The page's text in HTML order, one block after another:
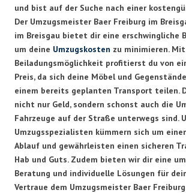
und bist auf der Suche nach einer
Der Umzugsmeister Baer Freiburg im
im Breisgau bietet dir eine erschwingliche
um deine Umzugskosten zu minimieren.
Beiladungsmöglichkeit profitierst du von
Preis, da sich deine Möbel und
einem bereits geplanten Transport teilen.
nicht nur Geld, sondern schonst auch die
Fahrzeuge auf der Straße unterwegs sind.
Umzugsspezialisten kümmern sich um
Ablauf und gewährleisten einen sicheren
Hab und Guts. Zudem bieten wir dir eine
Beratung und individuelle Lösungen für
Vertraue dem Umzugsmeister Baer